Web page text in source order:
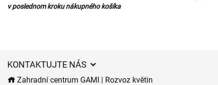
v poslednom kroku nákupného košíka
KONTAKTUJTE NÁS
Zahradní centrum GAMI | Rozvoz květin